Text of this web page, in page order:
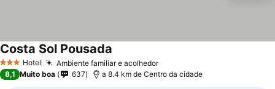
3 EstrelasHotel Ambiente familiar e acolhedorVer preços
Costa Sol Pousada
8,1 Muito boa 637 a 8.4 km de Centro da cidade